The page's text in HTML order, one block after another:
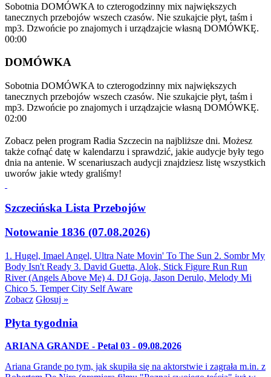
Sobotnia DOMÓWKA to czterogodzinny mix największych
tanecznych przebojów wszech czasów. Nie szukajcie płyt, taśm i
mp3. Dzwońcie po znajomych i urządzajcie własną DOMÓWKĘ.
00:00
DOMÓWKA
Sobotnia DOMÓWKA to czterogodzinny mix największych
tanecznych przebojów wszech czasów. Nie szukajcie płyt, taśm i
mp3. Dzwońcie po znajomych i urządzajcie własną DOMÓWKĘ.
02:00
Zobacz pełen program Radia Szczecin na najbliższe dni. Możesz
także cofnąć datę w kalendarzu i sprawdzić, jakie audycje były tego
dnia na antenie. W scenariuszach audycji znajdziesz listę wszystkich
uworów jakie wtedy graliśmy!
Szczecińska Lista Przebojów
Notowanie 1836 (07.08.2026)
1. Hugel, Imael Angel, Ultra Nate Movin' To The Sun 2. Sombr My
Body Isn't Ready 3. David Guetta, Alok, Stick Figure Run Run
River (Angels Above Me) 4. DJ Goja, Jason Derulo, Melody Mi
Chico 5. Temper City Self Aware
Zobacz Głosuj »
Płyta tygodnia
ARIANA GRANDE - Petal 03 - 09.08.2026
Ariana Grande po tym, jak skupiła się na aktorstwie i zagrała m.in. z